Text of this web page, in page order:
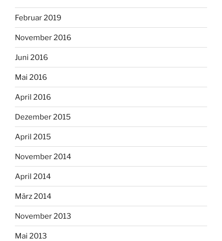
Februar 2019
November 2016
Juni 2016
Mai 2016
April 2016
Dezember 2015
April 2015
November 2014
April 2014
März 2014
November 2013
Mai 2013